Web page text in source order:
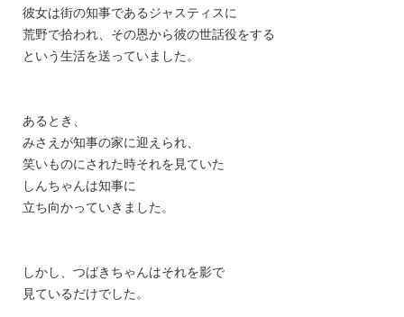
彼女は街の知事であるジャスティスに
荒野で拾われ、 その恩から彼の世話役をする
という生活を送っていました。
あるとき、
みさえが知事の家に迎えられ、
笑いものにされた時それを見ていた
しんちゃんは知事に
立ち向かっていきました。
しかし、つばきちゃんはそれを影で
見ているだけでした。